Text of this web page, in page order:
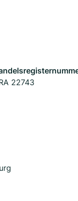
22743